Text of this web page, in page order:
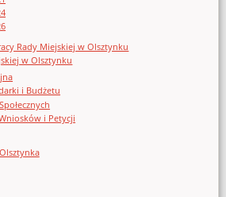
Rady Miejskiej w Olsztynku
w Olsztynku
i Budżetu
i Petycji